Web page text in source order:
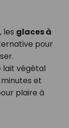
les glaces à
pour
lait végétal
et
plaire à